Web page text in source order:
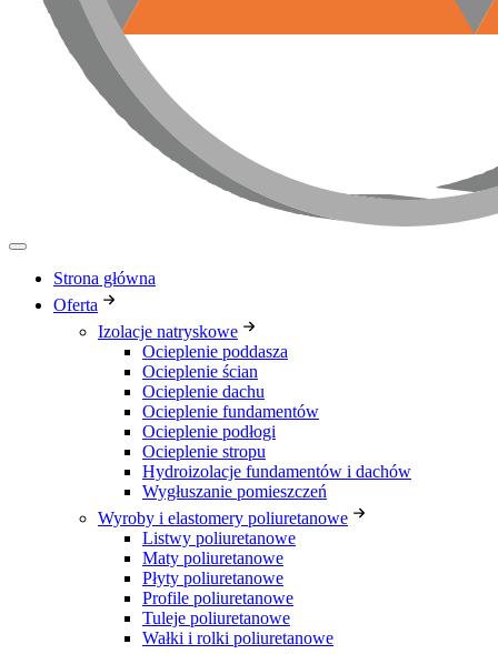
Strona główna
Oferta
Izolacje natryskowe
Ocieplenie poddasza
Ocieplenie ścian
Ocieplenie dachu
Ocieplenie fundamentów
Ocieplenie podłogi
Ocieplenie stropu
Hydroizolacje fundamentów i dachów
Wygłuszanie pomieszczeń
Wyroby i elastomery poliuretanowe
Listwy poliuretanowe
Maty poliuretanowe
Płyty poliuretanowe
Profile poliuretanowe
Tuleje poliuretanowe
Wałki i rolki poliuretanowe